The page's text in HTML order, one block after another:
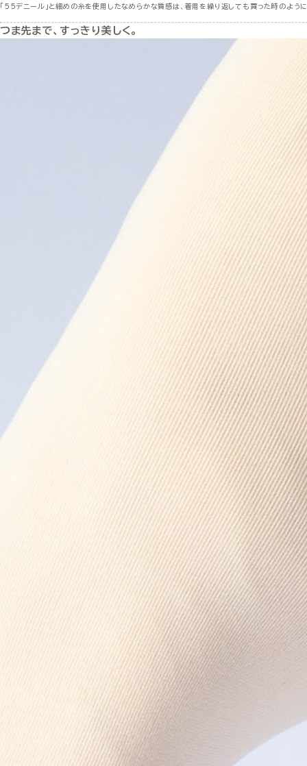
「55デニール」と細めの糸を使用したなめらかな質感は、着用を繰り返しても買った時のよ
つま先まで、すっきり美しく。